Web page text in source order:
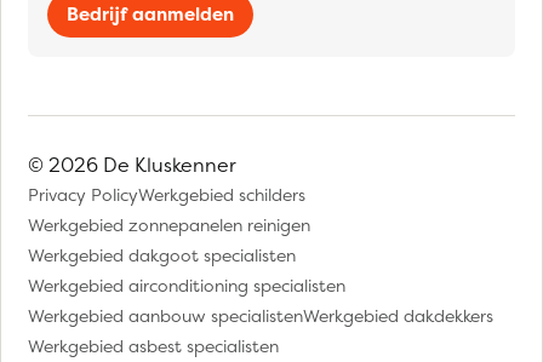
Bedrijf aanmelden
© 2026 De Kluskenner
Privacy PolicyWerkgebied schilders
Werkgebied zonnepanelen reinigen
Werkgebied dakgoot specialisten
Werkgebied airconditioning specialisten
Werkgebied aanbouw specialistenWerkgebied dakdekkers
Werkgebied asbest specialisten